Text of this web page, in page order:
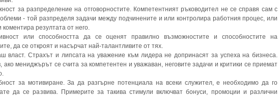
за разпределение на отговорностите. Компетентният ръководител не се справя сам с
- той разпределя задачи между подчинените и или контролира работния процес, или
коментира резултата от него.
или способността да се оценят правилно възможностите и способностите на
да се откроят и насърчат най-талантливите от тях.
власт. Страхът и липсата на уважение към лидера не допринасят за успеха на бизнеса.
ако мениджърът се счита за компетентен и уважаван, неговите задачи и критики се приемат
за мотивиране. За да разгърне потенциала на всеки служител, е необходимо да го
да се развива. Примерите за такива стимули включват бонуси, промоции и различни